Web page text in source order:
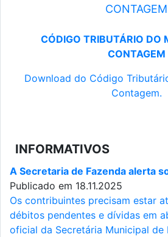
CONTAGEM
CÓDIGO TRIBUTÁRIO DO
CONTAGEM
Download do Código
Contagem.
INFORMATIVOS
A Secretaria de Fazenda alerta
Publicado em 18.11.2025
Os contribuintes precisam estar
débitos pendentes e dívidas em
oficial da Secretária Municipal de